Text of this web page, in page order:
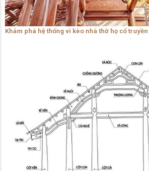
Khám phá hệ thống vì kèo nhà thờ họ cổ truyền